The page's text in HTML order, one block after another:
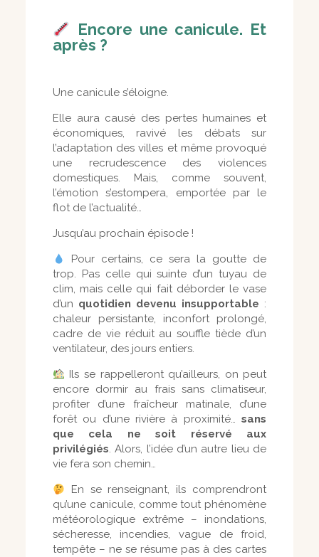
Encore une canicule. Et
après ?
Une canicule s’éloigne.
Elle aura causé des pertes humaines et
économiques, ravivé les débats sur
l’adaptation des villes et même provoqué
une recrudescence des violences
domestiques. Mais, comme souvent,
l’émotion s’estompera, emportée par le
flot de l’actualité…
Jusqu’au prochain épisode !
Pour certains, ce sera la goutte de
trop. Pas celle qui suinte d’un tuyau de
clim, mais celle qui fait déborder le vase
d’un quotidien devenu insupportable :
chaleur persistante, inconfort prolongé,
cadre de vie réduit au souffle tiède d’un
ventilateur, des jours entiers.
Ils se rappelleront qu’ailleurs, on peut
encore dormir au frais sans climatiseur,
profiter d’une fraîcheur matinale, d’une
forêt ou d’une rivière à proximité…sans
que cela ne soit réservé aux
privilégiés. Alors, l’idée d’un autre lieu de
vie fera son chemin…
En se renseignant, ils comprendront
qu’une canicule, comme tout phénomène
météorologique extrême – inondations,
sécheresse, incendies, vague de froid,
tempête – ne se résume pas à des cartes